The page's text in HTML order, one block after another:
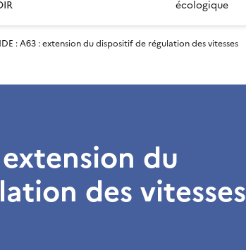
écologique
: A63 : extension du dispositif de régulation des vitesses
du
des vitesses